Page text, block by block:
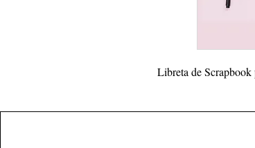
Libreta de Scrapbook